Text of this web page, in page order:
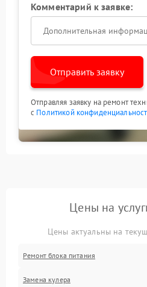
Комментарий к заявке:
Отправить заявку
Отправляя заявку на ремонт
с Политикой
Цены на
Цены актуальны на
Ремонт блока питания
Замена кулера